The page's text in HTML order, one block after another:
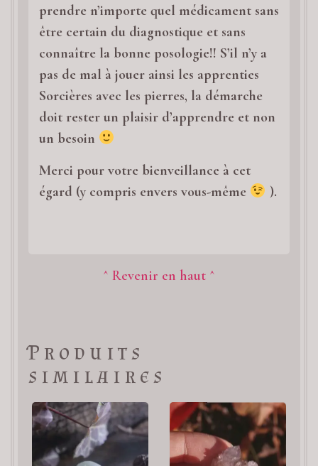
prendre n’importe quel médicament sans
être certain du diagnostique et sans
connaître la bonne posologie!! S’il n’y a
pas de mal à jouer ainsi les apprenties
Sorcières avec les pierres, la démarche
doit rester un plaisir d’apprendre et non
un besoin
Merci pour votre bienveillance à cet
égard (y compris envers vous-même
).
^ Revenir en haut ^
Produits
similaires